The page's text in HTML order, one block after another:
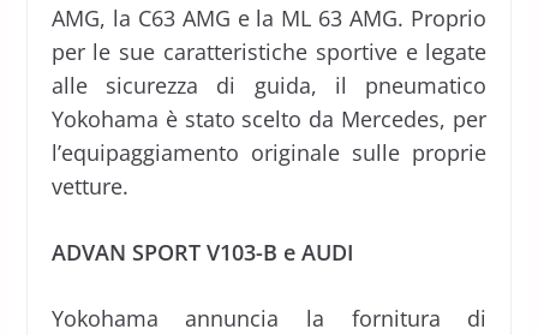
AMG, la C63 AMG e la ML 63 AMG. Proprio
per le sue caratteristiche sportive e legate
alle sicurezza di guida, il pneumatico
Yokohama è stato scelto da Mercedes, per
l’equipaggiamento originale sulle proprie
vetture.
ADVAN SPORT V103-B e AUDI
Yokohama annuncia la fornitura di